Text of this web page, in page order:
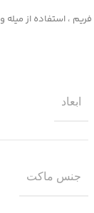
، استفاده از
ابعاد
جنس ماکت